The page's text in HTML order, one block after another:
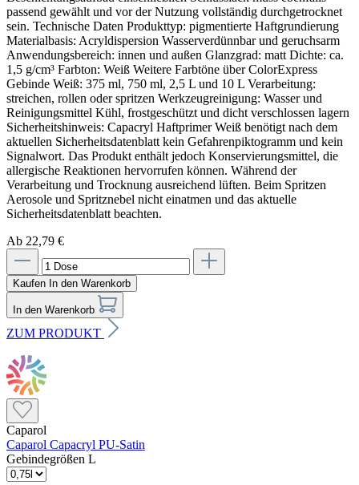
Ab 22,79 €
Kaufen In den Warenkorb
In den Warenkorb
ZUM PRODUKT
Caparol
Caparol Capacryl PU-Satin
Gebindegrößen L